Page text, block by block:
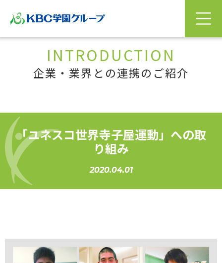
INTRODUCTION
企業・業界との連携のご紹介
「ユネスコ世界寺子屋運動」への取
り組み
2020.04.01